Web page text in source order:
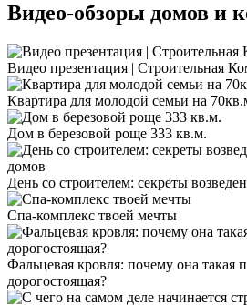
Видео-обзоры домов и
Видео презентация | Строительная
Квартира для молодой семьи на
Дом в березовой роще 333 кв.м.
День со строителем: секреты
Спа-комплекс твоей мечты
Фальцевая кровля: почему она такая
дорогостоящая?